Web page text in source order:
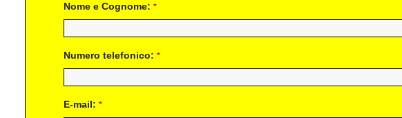
Nome e Cognome: *
Numero telefonico: *
E-mail: *